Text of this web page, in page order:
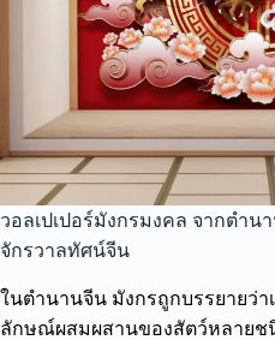
วอลเปเปอร์มังกรมงคล จากตำน
จักรวาลทัศน์จีน
ในตำนานจีน มังกรถูกบรรยายว่
ลักษณ์ผสมผสานของสัตว์หลายช